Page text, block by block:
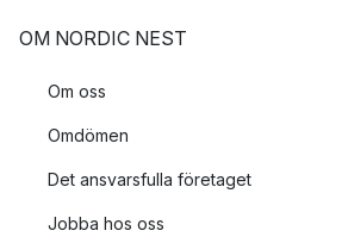
OM NORDIC NEST
Om oss
Omdömen
Det ansvarsfulla företaget
Jobba hos oss